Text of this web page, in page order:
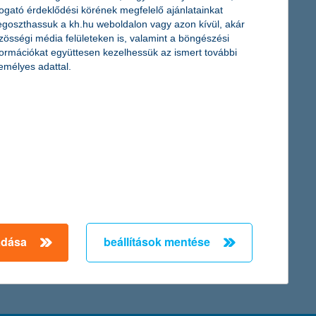
tanulás sok gyermek számára jelenthet kihívást, ezért a
hogy könnyen és gördülékenyen menjen az otthoni
érdeklődési körének megfelelő ajánlatainkat
a kh.hu weboldalon vagy azon kívül, akár
média felületeken is, valamint a böngészési
együttesen kezelhessük az ismert további
adattal.
beállítások mentése